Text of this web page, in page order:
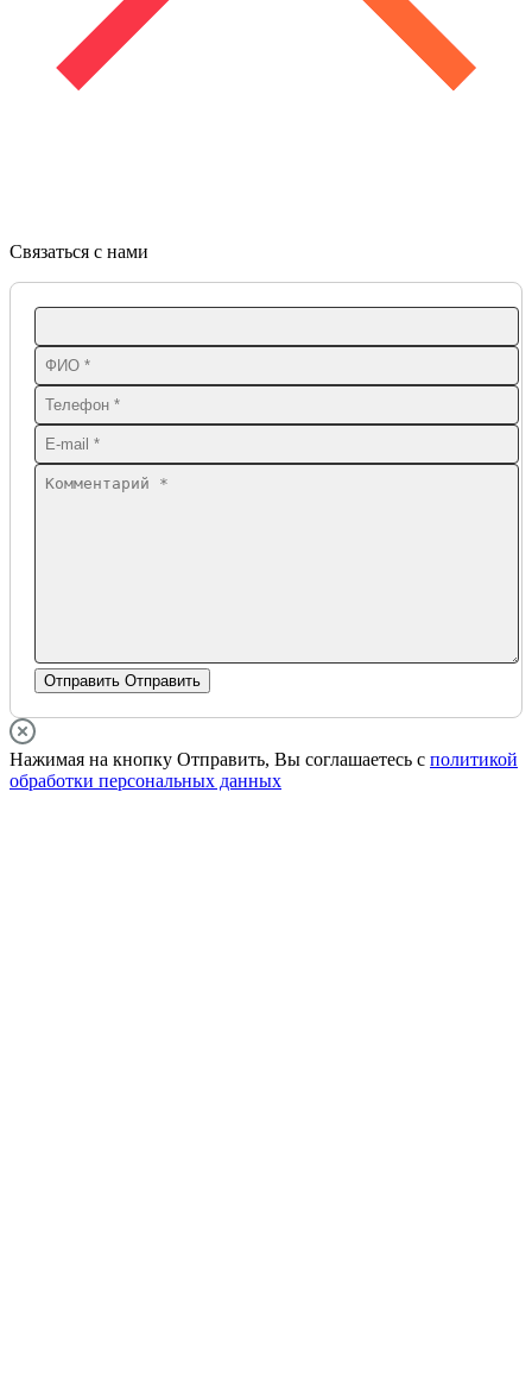
Связаться с нами
Отправить Отправить
Нажимая на кнопку Отправить, Вы соглашаетесь с политикой
обработки персональных данных